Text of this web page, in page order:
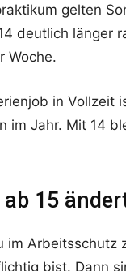
gelten
deutlich länger
Woche.
in Vollzeit
im Jahr. Mit 14
15
im Arbeitsschutz
bist. Dann